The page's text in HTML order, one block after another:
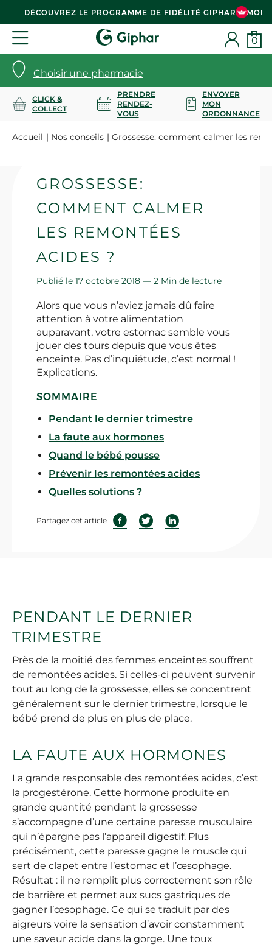
DÉCOUVREZ LE PROGRAMME DE FIDÉLITÉ GIPHAR & MOI
Choisir une pharmacie
0
CLICK &
COLLECT
PRENDRE
RENDEZ-
VOUS
ENVOYER
MON
ORDONNANCE
Accueil Nos conseils Grossesse: comment calmer les
GROSSESSE:
COMMENT CALMER
LES REMONTÉES
ACIDES ?
Publié le 17 octobre 2018 — 2 Min de lecture
Alors que vous n’aviez jamais dû faire
attention à votre alimentation
auparavant, votre estomac semble vous
jouer des tours depuis que vous êtes
enceinte. Pas d’inquiétude, c’est normal !
Explications.
SOMMAIRE
Pendant le dernier trimestre
La faute aux hormones
Quand le bébé pousse
Prévenir les remontées acides
Quelles solutions ?
Partagez cet article
PENDANT LE DERNIER
TRIMESTRE
Près de la moitié des femmes enceintes souffrent
de remontées acides. Si celles-ci peuvent survenir
tout au long de la grossesse, elles se concentrent
généralement sur le dernier trimestre, lorsque le
bébé prend de plus en plus de place.
LA FAUTE AUX HORMONES
La grande responsable des remontées acides, c’est
la progestérone. Cette hormone produite en
grande quantité pendant la grossesse
s’accompagne d’une certaine paresse musculaire
qui n’épargne pas l’appareil digestif. Plus
précisément, cette paresse gagne le muscle qui
sert de clapet entre l’estomac et l’œsophage.
Résultat : il ne remplit plus correctement son rôle
de barrière et permet aux sucs gastriques de
gagner l’œsophage. Ce qui se traduit par des
aigreurs voire la sensation d’avoir constamment
une saveur acide dans la gorge. Une toux